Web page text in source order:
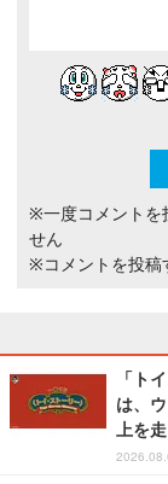
※一度コメントを
せん
※コメントを投稿
「ト
は、
上を